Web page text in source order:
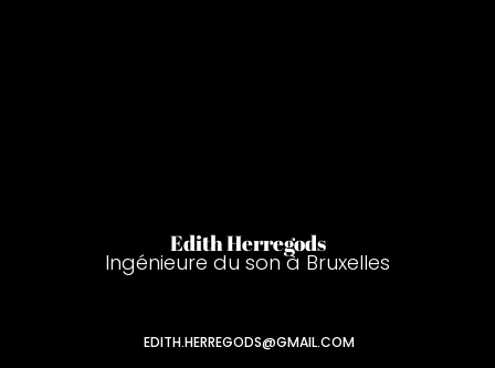
Edith Herregods
Ingénieure du son à Bruxelles